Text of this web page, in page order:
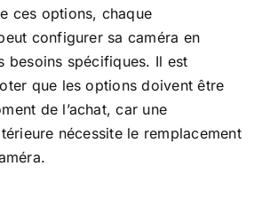
ces options, chaque
configurer sa caméra en
besoins spécifiques. Il est
que les options doivent être
de l’achat, car une
nécessite le remplacement